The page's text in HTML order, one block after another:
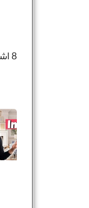
8 اشتباه رایج در طراحی اتاق خواب + فیلم